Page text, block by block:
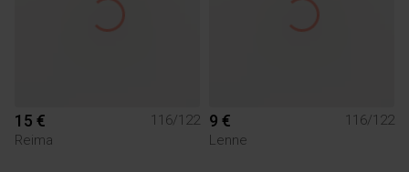
15 €
116/122
Reima
9 €
116/122
Lenne